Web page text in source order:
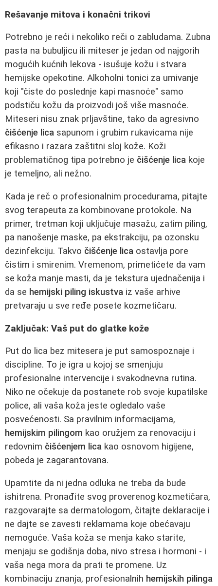
Rešavanje mitova i konačni trikovi
Potrebno je reći i nekoliko reči o zabludama. Zubna
pasta na bubuljicu ili miteser je jedan od najgorih
mogućih kućnih lekova - isušuje kožu i stvara
hemijske opekotine. Alkoholni tonici za umivanje
koji "čiste do poslednje kapi masnoće" samo
podstiču kožu da proizvodi još više masnoće.
Miteseri nisu znak prljavštine, tako da agresivno
čišćenje lica sapunom i grubim rukavicama nije
efikasno i razara zaštitni sloj kože. Koži
problematičnog tipa potrebno je čišćenje lica koje
je temeljno, ali nežno.
Kada je reč o profesionalnim procedurama, pitajte
svog terapeuta za kombinovane protokole. Na
primer, tretman koji uključuje masažu, zatim piling,
pa nanošenje maske, pa ekstrakciju, pa ozonsku
dezinfekciju. Takvo čišćenje lica ostavlja pore
čistim i smirenim. Vremenom, primetićete da vam
se koža manje masti, da je tekstura ujednačenija i
da se hemijski piling iskustva iz vaše arhive
pretvaraju u sve ređe posete kozmetičaru.
Zaključak: Vaš put do glatke kože
Put do lica bez mitesera je put samospoznaje i
discipline. To je igra u kojoj se smenjuju
profesionalne intervencije i svakodnevna rutina.
Niko ne očekuje da postanete rob svoje kupatilske
police, ali vaša koža jeste ogledalo vaše
posvećenosti. Sa pravilnim informacijama,
hemijskim pilingom kao oružjem za renovaciju i
redovnim čišćenjem lica kao osnovom higijene,
pobeda je zagarantovana.
Upamtite da ni jedna odluka ne treba da bude
ishitrena. Pronađite svog proverenog kozmetičara,
razgovarajte sa dermatologom, čitajte deklaracije i
ne dajte se zavesti reklamama koje obećavaju
nemoguće. Vaša koža se menja kako starite,
menjaju se godišnja doba, nivo stresa i hormoni - i
vaša nega mora da prati te promene. Uz
kombinaciju znanja, profesionalnih hemijskih pilinga